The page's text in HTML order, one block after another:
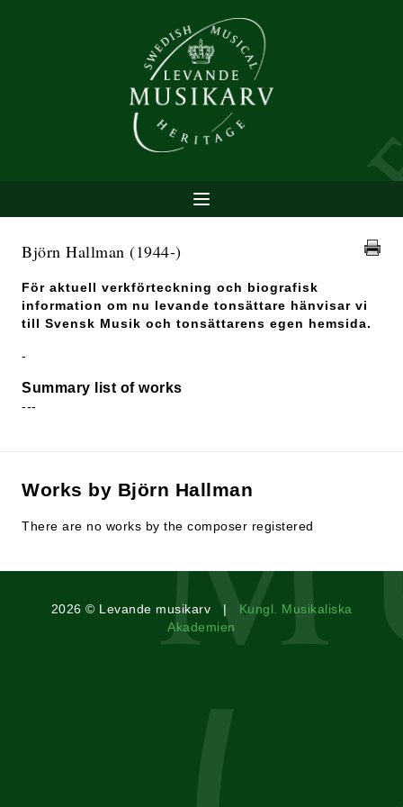
Björn Hallman (1944-)
För aktuell verkförteckning och biografisk
information om nu levande tonsättare hänvisar vi
till Svensk Musik och tonsättarens egen hemsida.
-
Summary list of works
---
Works by Björn Hallman
There are no works by the composer registered
2026 © Levande musikarv | Kungl. Musikaliska
Akademien